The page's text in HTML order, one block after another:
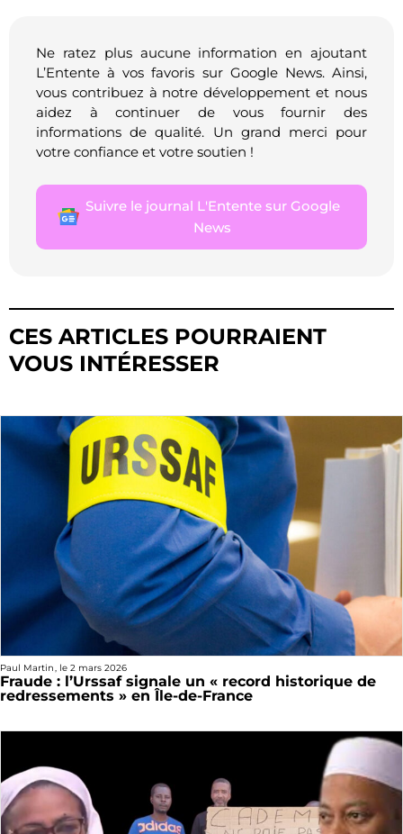
Ne ratez plus aucune information en ajoutant
L’Entente à vos favoris sur Google News. Ainsi,
vous contribuez à notre développement et nous
aidez à continuer de vous fournir des
informations de qualité. Un grand merci pour
votre confiance et votre soutien !
Suivre le journal L'Entente sur Google
News
CES ARTICLES POURRAIENT
VOUS INTÉRESSER
Paul Martin, le 2 mars 2026
Fraude : l’Urssaf signale un « record historique de
redressements » en Île-de-France